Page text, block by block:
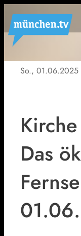
So., 01.06.2025
Das